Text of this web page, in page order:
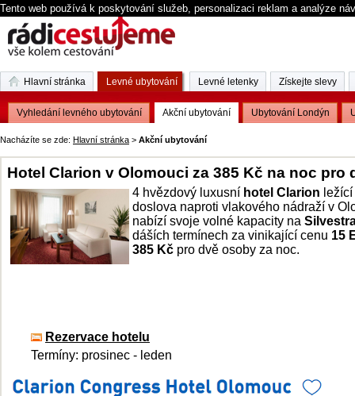
Tento web používá k poskytování služeb, personalizaci reklam a analýze
Nacházíte se zde: Hlavní stránka > Akční ubytování
Hotel Clarion v Olomouci za 385 Kč na noc pro
4 hvězdový luxusní hotel Clarion ležící
doslova naproti vlakového nádraží v
nabízí svoje volné kapacity na
dáších termínech za vinikající cenu 15
385 Kč pro dvě osoby za noc.
Rezervace hotelu
Termíny: prosinec - leden
Hlavní stránka Levné ubytování
Vyhledání levného ubytování Akční ubytování Ubytování Londýn
Levné letenky Získejte slevy